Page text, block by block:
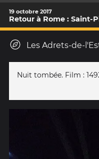
19 octobre 2017
Retour à Rome : Saint-
Les Adrets-de-
Nuit tombée. Film :